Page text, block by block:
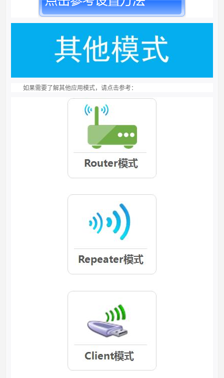
如果需要了解其他应用模式，请点击参考：